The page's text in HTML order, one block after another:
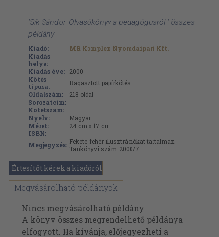
'Sík Sándor: Olvasókönyv a pedagógusról ' összes
példány
Kiadó:
MR Komplex Nyomdaipari Kft.
Kiadás
helye:
Kiadás éve:
2000
Kötés
típusa:
Ragasztott papírkötés
Oldalszám:
218 oldal
Sorozatcím:
Kötetszám:
Nyelv:
Magyar
Méret:
24 cm x 17 cm
ISBN:
Megjegyzés: Fekete-fehér illusztrációkat tartalmaz.
Tankönyvi szám: 2000/7.
Értesítőt kérek a kiadóról
Megvásárolható példányok
Nincs megvásárolható példány
A könyv összes megrendelhető példánya
elfogyott. Ha kívánja, előjegyezheti a